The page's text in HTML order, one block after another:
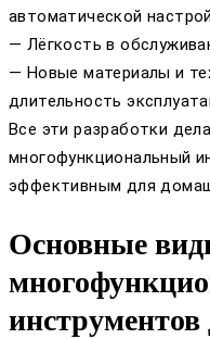
автоматической
— Лёгкость в
— Новые материалы и
длительность
Все эти разработки
многофункциональный
эффективным для
Основные